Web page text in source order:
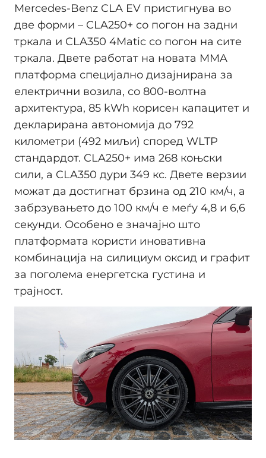
Mercedes-Benz CLA EV пристигнува во
две форми – CLA250+ со погон на задни
тркала и CLA350 4Matic со погон на сите
тркала. Двете работат на новата MMA
платформа специјално дизајнирана за
електрични возила, со 800-волтна
архитектура, 85 kWh корисен капацитет и
декларирана автономија до 792
километри (492 миљи) според WLTP
стандардот. CLA250+ има 268 коњски
сили, а CLA350 дури 349 кс. Двете верзии
можат да достигнат брзина од 210 км/ч, а
забрзувањето до 100 км/ч е меѓу 4,8 и 6,6
секунди. Особено е значајно што
платформата користи иновативна
комбинација на силициум оксид и графит
за поголема енергетска густина и
трајност.